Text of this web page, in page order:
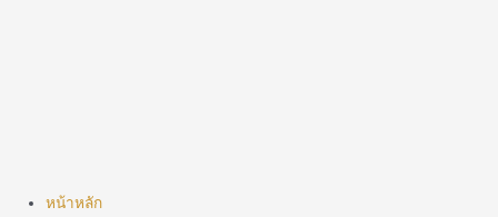
หน้าหลัก